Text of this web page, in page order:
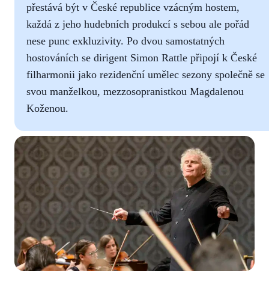
přestává být v České republice vzácným hostem,
každá z jeho hudebních produkcí s sebou ale pořád
nese punc exkluzivity. Po dvou samostatných
hostováních se dirigent Simon Rattle připojí k České
filharmonii jako rezidenční umělec sezony společně se
svou manželkou, mezzosopranistkou Magdalenou
Koženou.